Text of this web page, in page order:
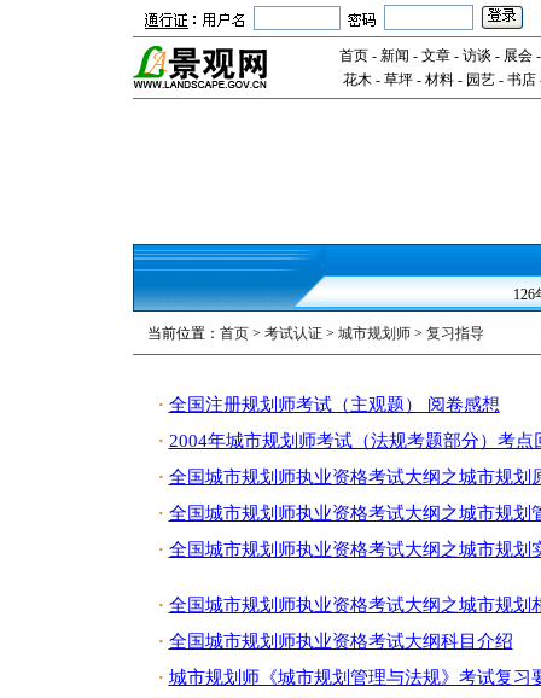
首页- 新闻 - 文章- 访谈 - 展会
花木- 草坪- 材料- 园艺- 书店
当前位置： 首页 > 考试认证 > 城市规划师 > 复习指导
· 全国注册规划师考试（主观题） 阅卷感想
· 2004年城市规划师考试（法规考题部分）考点
· 全国城市规划师执业资格考试大纲之城市规划
· 全国城市规划师执业资格考试大纲之城市规划
· 全国城市规划师执业资格考试大纲之城市规划
· 全国城市规划师执业资格考试大纲之城市规划
· 全国城市规划师执业资格考试大纲科目介绍
· 城市规划师《城市规划管理与法规》考试复习